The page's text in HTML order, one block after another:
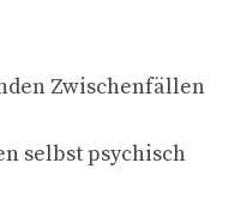
Zwischenfällen
selbst psychisch